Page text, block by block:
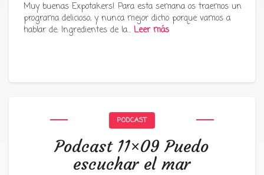
Muy buenas Expotakers! Para esta semana os traemos un
programa delicioso, y nunca mejor dicho porque vamos a
hablar de: Ingredientes de la… Leer más
PODCAST
Podcast 11×09 Puedo
escuchar el mar